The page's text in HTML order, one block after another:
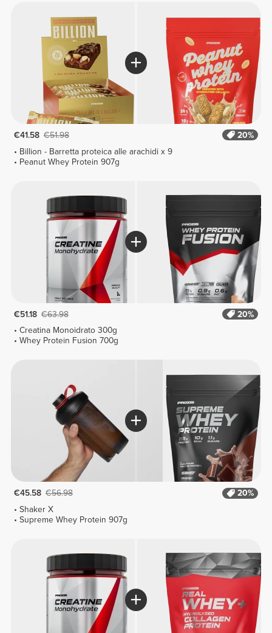
€41.58 €51.98
20%
Billion - Barretta proteica alle arachidi x 9
Peanut Whey Protein 907g
€51.18 €63.98
20%
Creatina Monoidrato 300g
Whey Protein Fusion 700g
€45.58 €56.98
20%
Shaker X
Supreme Whey Protein 907g